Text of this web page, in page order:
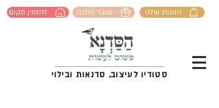
להזמין מקום שובר מתנה החנות שלנו
סטודיו לעיצוב, סדנאות ובילוי